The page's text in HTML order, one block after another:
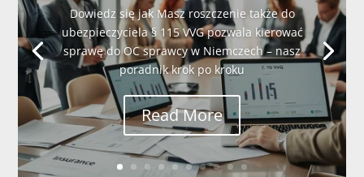
Dowiedz się jak Masz roszczenie także do
ubezpieczyciela § 115 VVG pozwala kierować
sprawę do OC sprawcy w Niemczech – nasz
poradnik krok po kroku
Read More